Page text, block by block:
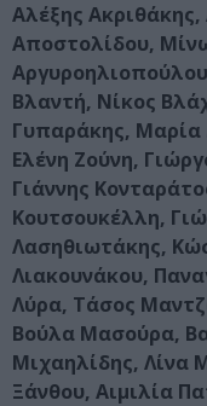
Αλέξης
Αποστολίδου,
Βλαντή, Νίκος
Γυπαράκης, Μαρία
Ελένη Ζούνη,
Γιάννης
Κουτσουκέλλη,
Λασηθιωτάκης,
Λιακουνάκου,
Λύρα, Τάσος
Βούλα Μασούρα,
Μιχαηλίδης, Λίνα
Ξάνθου, Αιμιλία